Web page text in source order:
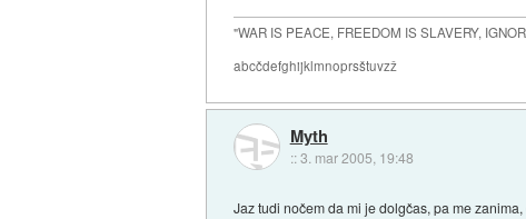
"WAR IS PEACE, FREEDOM IS SLAVERY,
abcčdefghijklmnoprsštuvzž
Myth
::3. mar 2005, 19:48
Jaz tudi nočem da mi je dolgčas, pa me